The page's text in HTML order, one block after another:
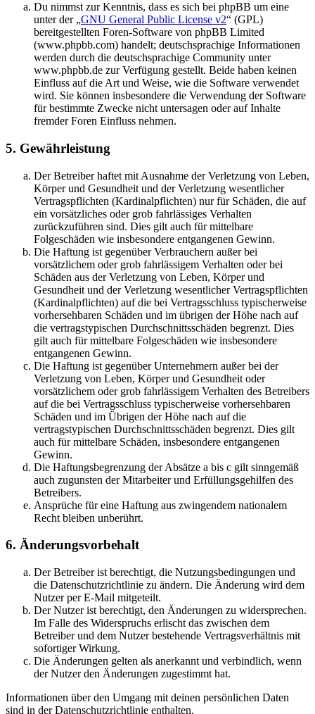
Du nimmst zur Kenntnis, dass es sich bei phpBB um eine
unter der „GNU General Public License v2“ (GPL)
bereitgestellten Foren-Software von phpBB Limited
(www.phpbb.com) handelt; deutschsprachige Informationen
werden durch die deutschsprachige Community unter
www.phpbb.de zur Verfügung gestellt. Beide haben keinen
Einfluss auf die Art und Weise, wie die Software verwendet
wird. Sie können insbesondere die Verwendung der Software
für bestimmte Zwecke nicht untersagen oder auf Inhalte
fremder Foren Einfluss nehmen.
5. Gewährleistung
Der Betreiber haftet mit Ausnahme der Verletzung von Leben,
Körper und Gesundheit und der Verletzung wesentlicher
Vertragspflichten (Kardinalpflichten) nur für Schäden, die auf
ein vorsätzliches oder grob fahrlässiges Verhalten
zurückzuführen sind. Dies gilt auch für mittelbare
Folgeschäden wie insbesondere entgangenen Gewinn.
Die Haftung ist gegenüber Verbrauchern außer bei
vorsätzlichem oder grob fahrlässigem Verhalten oder bei
Schäden aus der Verletzung von Leben, Körper und
Gesundheit und der Verletzung wesentlicher Vertragspflichten
(Kardinalpflichten) auf die bei Vertragsschluss typischerweise
vorhersehbaren Schäden und im übrigen der Höhe nach auf
die vertragstypischen Durchschnittsschäden begrenzt. Dies
gilt auch für mittelbare Folgeschäden wie insbesondere
entgangenen Gewinn.
Die Haftung ist gegenüber Unternehmern außer bei der
Verletzung von Leben, Körper und Gesundheit oder
vorsätzlichem oder grob fahrlässigem Verhalten des Betreibers
auf die bei Vertragsschluss typischerweise vorhersehbaren
Schäden und im Übrigen der Höhe nach auf die
vertragstypischen Durchschnittsschäden begrenzt. Dies gilt
auch für mittelbare Schäden, insbesondere entgangenen
Gewinn.
Die Haftungsbegrenzung der Absätze a bis c gilt sinngemäß
auch zugunsten der Mitarbeiter und Erfüllungsgehilfen des
Betreibers.
Ansprüche für eine Haftung aus zwingendem nationalem
Recht bleiben unberührt.
6. Änderungsvorbehalt
Der Betreiber ist berechtigt, die Nutzungsbedingungen und
die Datenschutzrichtlinie zu ändern. Die Änderung wird dem
Nutzer per E-Mail mitgeteilt.
Der Nutzer ist berechtigt, den Änderungen zu widersprechen.
Im Falle des Widerspruchs erlischt das zwischen dem
Betreiber und dem Nutzer bestehende Vertragsverhältnis mit
sofortiger Wirkung.
Die Änderungen gelten als anerkannt und verbindlich, wenn
der Nutzer den Änderungen zugestimmt hat.
Informationen über den Umgang mit deinen persönlichen Daten
sind in der Datenschutzrichtlinie enthalten.